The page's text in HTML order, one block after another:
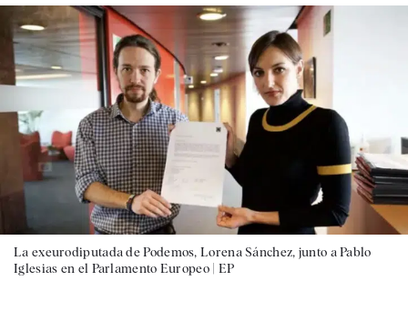
La exeurodiputada de Podemos, Lorena Sánchez, junto a Pablo
Iglesias en el Parlamento Europeo | EP